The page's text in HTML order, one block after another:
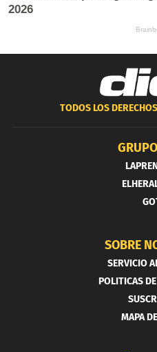
TODOS LOS
SOBRE
SERVICIO
POLITICAS
MAPA